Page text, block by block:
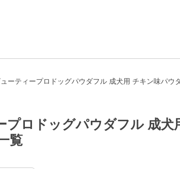
ーティープロドッグパウダフル 成犬用 チキン味パウ
プロドッグパウダフル 成
覧